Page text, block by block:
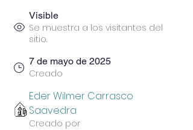
Visible
Se muestra a los visitantes del
sitio.
7 de mayo de 2025
Creado
Eder Wilmer Carrasco
Saavedra
Creado por